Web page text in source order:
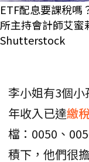
ETF配息要課稅嗎
所主持會計師艾蜜
Shutterstock
李小姐有3個
年收入已達繳
檔：0050、
積下，他們很